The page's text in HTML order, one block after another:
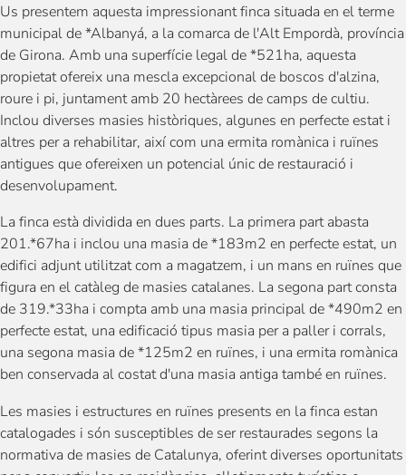
Us presentem aquesta impressionant finca situada en el terme
municipal de *Albanyá, a la comarca de l'Alt Empordà, província
de Girona. Amb una superfície legal de *521ha, aquesta
propietat ofereix una mescla excepcional de boscos d'alzina,
roure i pi, juntament amb 20 hectàrees de camps de cultiu.
Inclou diverses masies històriques, algunes en perfecte estat i
altres per a rehabilitar, així com una ermita romànica i ruïnes
antigues que ofereixen un potencial únic de restauració i
desenvolupament.
La finca està dividida en dues parts. La primera part abasta
201.*67ha i inclou una masia de *183m2 en perfecte estat, un
edifici adjunt utilitzat com a magatzem, i un mans en ruïnes que
figura en el catàleg de masies catalanes. La segona part consta
de 319.*33ha i compta amb una masia principal de *490m2 en
perfecte estat, una edificació tipus masia per a paller i corrals,
una segona masia de *125m2 en ruïnes, i una ermita romànica
ben conservada al costat d'una masia antiga també en ruïnes.
Les masies i estructures en ruïnes presents en la finca estan
catalogades i són susceptibles de ser restaurades segons la
normativa de masies de Catalunya, oferint diverses oportunitats